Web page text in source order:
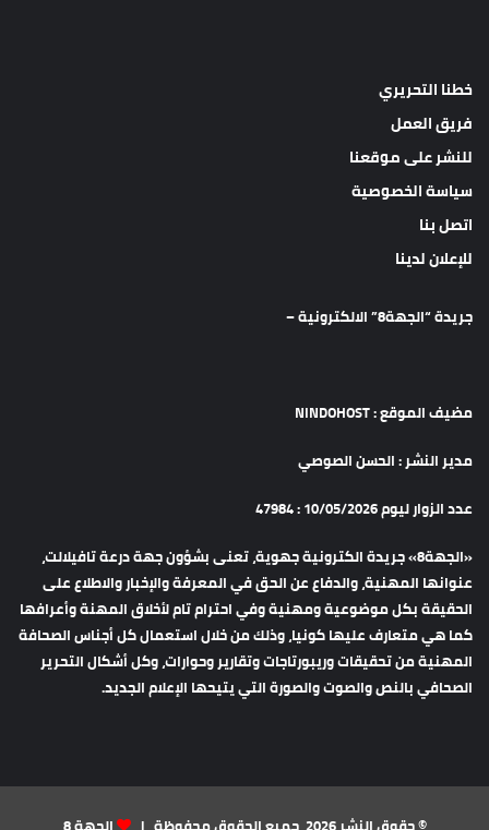
خطنا التحريري
فريق العمل
للنشر على موقعنا
سياسة الخصوصية
اتصل بنا
للإعلان لدينا
جريدة “الجهة8” الالكترونية –
مضيف الموقع : NINDOHOST
مدير النشر : الحسن الصوصي
عدد الزوار ليوم 10/05/2026 : 47984
«الجهة8» جريدة الكترونية جهوية، تعنى بشؤون جهة درعة تافيلالت،
عنوانها المهنية، والدفاع عن الحق في المعرفة والإخبار والاطلاع على
الحقيقة بكل موضوعية ومهنية وفي احترام تام لأخلاق المهنة وأعرافها
كما هي متعارف عليها كونيا، وذلك من خلال استعمال كل أجناس الصحافة
المهنية من تحقيقات وريبورتاجات وتقارير وحوارات، وكل أشكال التحرير
الصحافي بالنص والصوت والصورة التي يتيحها الإعلام الجديد.